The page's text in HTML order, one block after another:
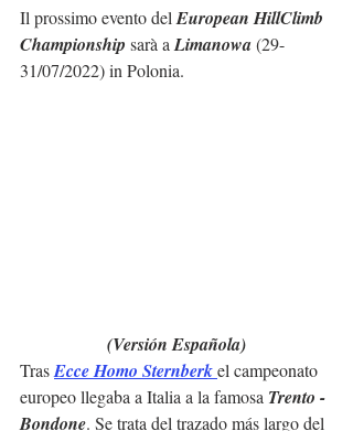
Il prossimo evento del European HillClimb
Championship sarà a Limanowa (29-
31/07/2022) in Polonia.
(Versión Española)
Tras Ecce Homo Sternberkel campeonato
europeo llegaba a Italia a la famosa Trento -
Bondone. Se trata del trazado más largo del